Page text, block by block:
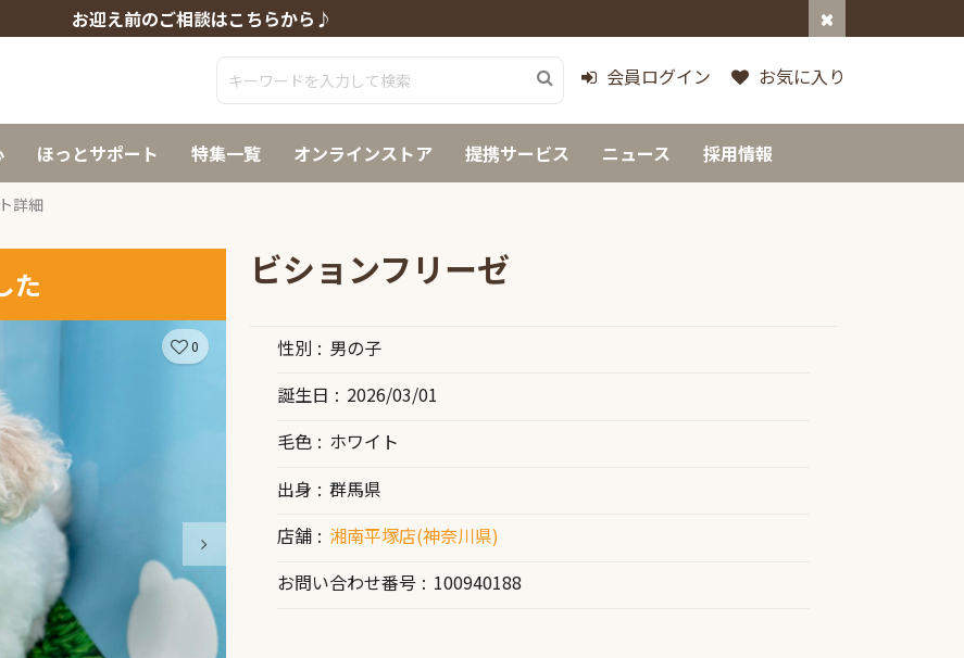
お迎え前のご相談はこちらから♪
会員ログイン お気に入り
ほっとサポート 特集一覧 オンラインストア 提携サービス ニュース 採用情報
詳細
た
0
ビションフリーゼ
性別
男の子
誕生日
2026/03/01
毛色
ホワイト
出身
群馬県
店舗
湘南平塚店(神奈川県)
お問い合わせ番号
100940188